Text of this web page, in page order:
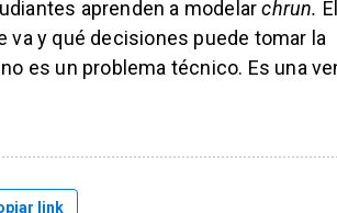
aprenden a modelarchrun. El
va y qué decisiones puede tomar la
es un problema técnico. Es una
link